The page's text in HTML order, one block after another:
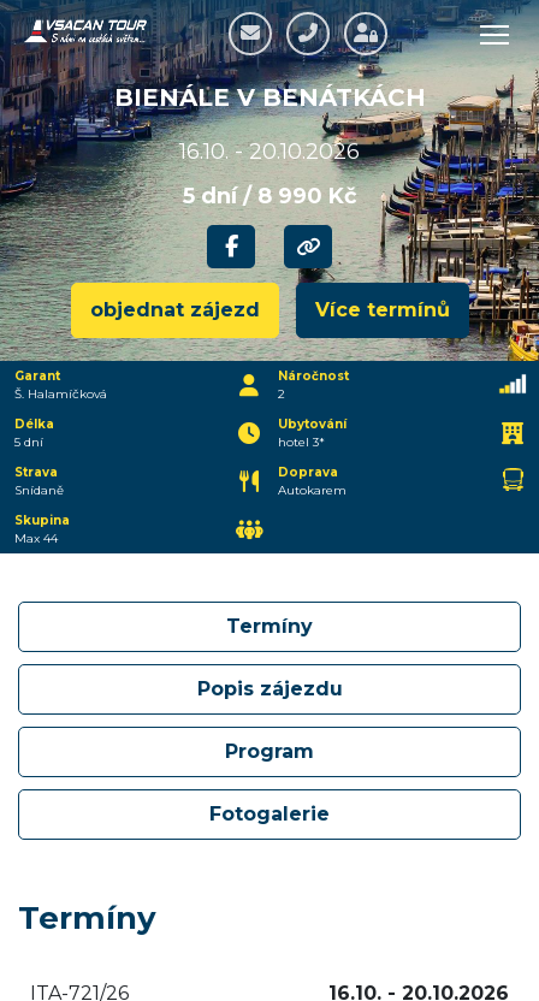
BIENÁLE V BENÁTKÁCH
16.10. - 20.10.2026
5 dní / 8 990 Kč
objednat zájezd Více termínů
Garant
Š. Halamíčková
Náročnost
2
Délka
5 dní
Ubytování
hotel 3*
Strava
Snídaně
Doprava
Autokarem
Skupina
Max 44
Termíny
Popis zájezdu
Program
Fotogalerie
Termíny
ITA-721/26 16.10. - 20.10.2026